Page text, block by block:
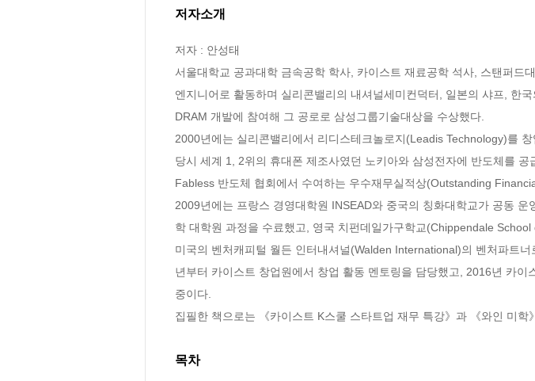
저자소개
저자 : 안성태
서울대학교 공과대학 금속공학 학사, 카이스트 재료공학 석사, 스탠퍼
엔지니어로 활동하며 실리콘밸리의 내셔널세미컨덕터, 일본의 샤프, 한
DRAM 개발에 참여해 그 공로로 삼성그룹기술대상을 수상했다.
2000년에는 실리콘밸리에서 리디스테크놀로지(Leadis Technology)를
당시 세계 1, 2위의 휴대폰 제조사였던 노키아와 삼성전자에 반도체를
Fabless 반도체 협회에서 수여하는 우수재무실적상(Outstanding
2009년에는 프랑스 경영대학원 INSEAD와 중국의 칭화대학교가 공동
학 대학원 과정을 수료했고, 영국 치펀데일가구학교(Chippendale
미국의 벤처캐피털 월든 인터내셔널(Walden International)의 벤처파트
년부터 카이스트 창업원에서 창업 활동 멘토링을 담당했고, 2016년 카
중이다.
집필한 책으로는 《카이스트 K스쿨 스타트업 재무 특강》과 《와인 미학
목차